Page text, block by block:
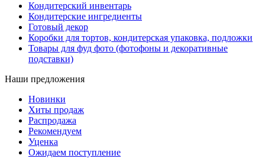
Кондитерский инвентарь
Кондитерские ингредиенты
Готовый декор
Коробки для тортов, кондитерская упаковка, подложки
Товары для фуд фото (фотофоны и декоративные
подставки)
Наши предложения
Новинки
Хиты продаж
Распродажа
Рекомендуем
Уценка
Ожидаем поступление